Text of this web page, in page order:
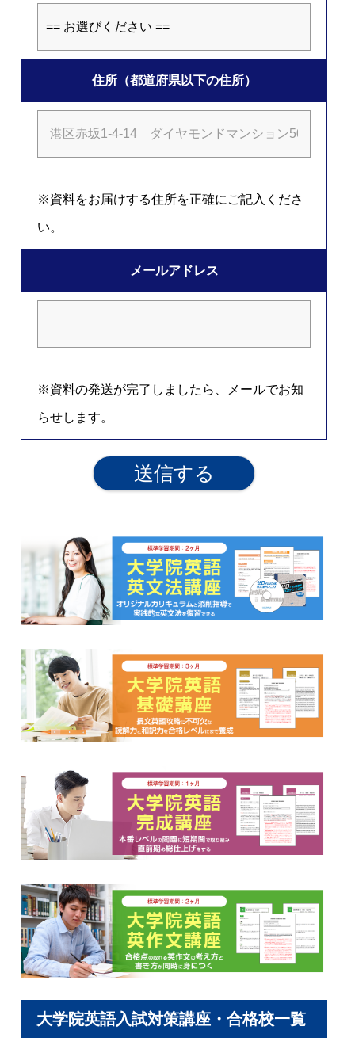
住所（都道府県以下の住所）
※資料をお届けする住所を正確にご記入くださ
い。
メールアドレス
※資料の発送が完了しましたら、メールでお知
らせします。
大学院英語入試対策講座・合格校一覧